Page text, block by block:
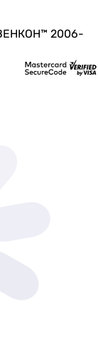
ВЕНКОН™ 2006-